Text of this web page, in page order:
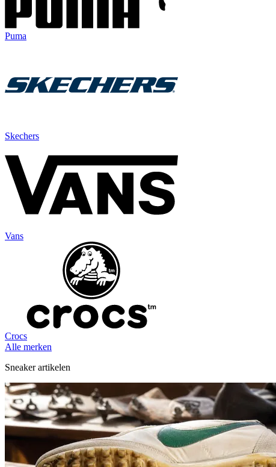
Puma
Skechers
Vans
Crocs
Alle merken
Sneaker artikelen